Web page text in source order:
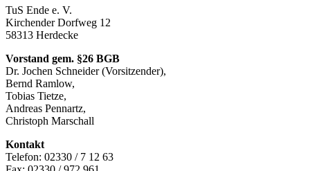
TuS Ende e. V.
Kirchender Dorfweg 12
58313 Herdecke
Vorstand gem. §26 BGB
Dr. Jochen Schneider (Vorsitzender),
Bernd Ramlow,
Tobias Tietze,
Andreas Pennartz,
Christoph Marschall
Kontakt
Telefon: 02330 / 7 12 63